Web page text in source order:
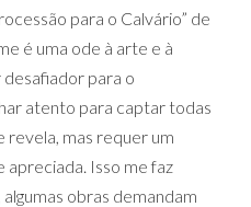
para o Calvário” de
é uma ode à arte e à
para o
atento para captar todas
revela, mas requer um
Isso me faz
obras demandam